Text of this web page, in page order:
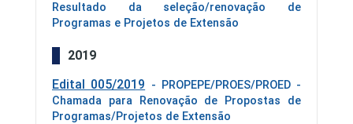
Resultado da seleção/renovação de
Programas e Projetos de Extensão
2019
Edital 005/2019 - PROPEPE/PROES/PROED -
Chamada para Renovação de Propostas de
Programas/Projetos de Extensão